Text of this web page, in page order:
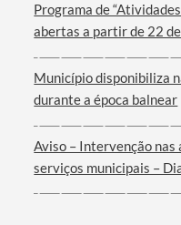
Programa de
abertas a partir de 22
Município disponibiliza
durante a época balnear
Aviso – Intervenção
serviços municipais –